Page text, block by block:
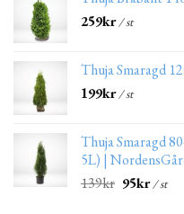
259kr/ st
Thuja Smaragd
199kr/ st
Thuja Smaragd
5L) |
139kr 95kr/ st